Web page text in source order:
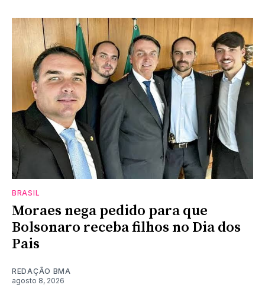
BRASIL
Moraes nega pedido para que
Bolsonaro receba filhos no Dia dos
Pais
REDAÇÃO BMA
agosto 8, 2026